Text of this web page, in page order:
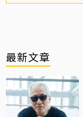
最新文章